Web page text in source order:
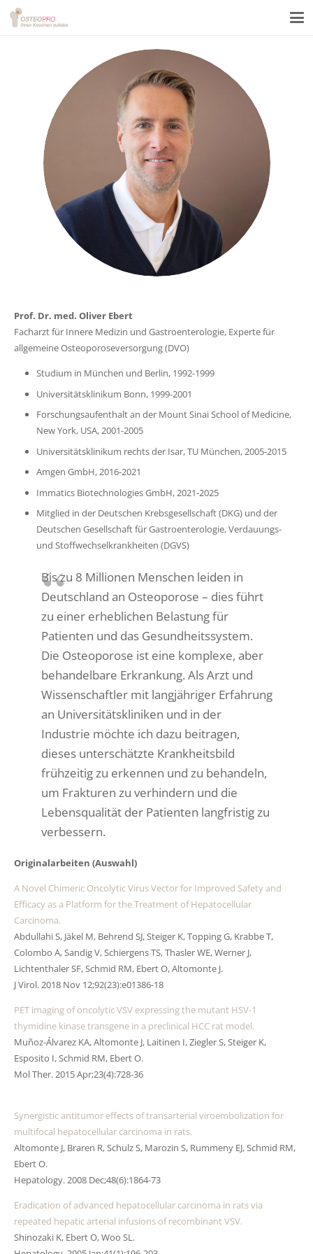
Prof. Dr. med. Oliver Ebert
Facharzt für Innere Medizin und Gastroenterologie, Experte für
allgemeine Osteoporoseversorgung (DVO)
Studium in München und Berlin, 1992-1999
Universitätsklinikum Bonn, 1999-2001
Forschungsaufenthalt an der Mount Sinai School of Medicine,
New York, USA, 2001-2005
Universitätsklinikum rechts der Isar, TU München, 2005-2015
Amgen GmbH, 2016-2021
Immatics Biotechnologies GmbH, 2021-2025
Mitglied in der Deutschen Krebsgesellschaft (DKG) und der
Deutschen Gesellschaft für Gastroenterologie, Verdauungs-
und Stoffwechselkrankheiten (DGVS)
Bis zu 8 Millionen Menschen leiden in
Deutschland an Osteoporose – dies führt
zu einer erheblichen Belastung für
Patienten und das Gesundheitssystem.
Die Osteoporose ist eine komplexe, aber
behandelbare Erkrankung. Als Arzt und
Wissenschaftler mit langjähriger Erfahrung
an Universitätskliniken und in der
Industrie möchte ich dazu beitragen,
dieses unterschätzte Krankheitsbild
frühzeitig zu erkennen und zu behandeln,
um Frakturen zu verhindern und die
Lebensqualität der Patienten langfristig zu
verbessern.
Originalarbeiten (Auswahl)
A Novel Chimeric Oncolytic Virus Vector for Improved Safety and
Efficacy as a Platform for the Treatment of Hepatocellular
Carcinoma.
Abdullahi S, Jäkel M, Behrend SJ, Steiger K, Topping G, Krabbe T,
Colombo A, Sandig V, Schiergens TS, Thasler WE, Werner J,
Lichtenthaler SF, Schmid RM, Ebert O, Altomonte J.
J Virol. 2018 Nov 12;92(23):e01386-18
PET imaging of oncolytic VSV expressing the mutant HSV-1
thymidine kinase transgene in a preclinical HCC rat model.
Muñoz-Álvarez KA, Altomonte J, Laitinen I, Ziegler S, Steiger K,
Esposito I, Schmid RM, Ebert O.
Mol Ther. 2015 Apr;23(4):728-36
Synergistic antitumor effects of transarterial viroembolization for
multifocal hepatocellular carcinoma in rats.
Altomonte J, Braren R, Schulz S, Marozin S, Rummeny EJ, Schmid RM,
Ebert O.
Hepatology. 2008 Dec;48(6):1864-73
Eradication of advanced hepatocellular carcinoma in rats via
repeated hepatic arterial infusions of recombinant VSV.
Shinozaki K, Ebert O, Woo SL.